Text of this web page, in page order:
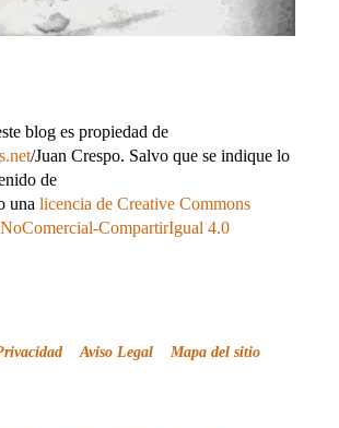
blog es propiedad de
/Juan Crespo. Salvo que se indique lo
de
una licencia de Creative Commons
CompartirIgual 4.0
Aviso Legal Mapa del sitio